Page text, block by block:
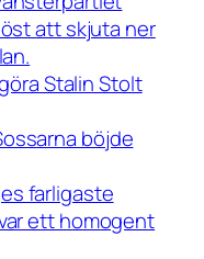
att skjuta ner
Stalin Stolt
böjde
farligaste
ett homogent